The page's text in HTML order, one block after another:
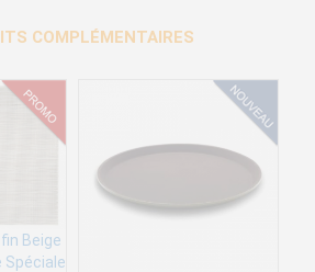
COMPLÉMENTAIRES
Beige
Spéciale